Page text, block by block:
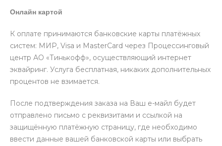
Онлайн картой
К оплате принимаются банковские карты платёжных
систем: МИР, Visa и MasterCard через Процессинговый
центр АО «Тинькофф», осуществляющий интернет
эквайринг. Услуга бесплатная, никаких дополнительных
процентов не взимается.
После подтверждения заказа на Ваш е-майл будет
отправлено письмо с реквизитами и ссылкой на
защищённую платёжную страницу, где необходимо
ввести данные вашей банковской карты или выбрать